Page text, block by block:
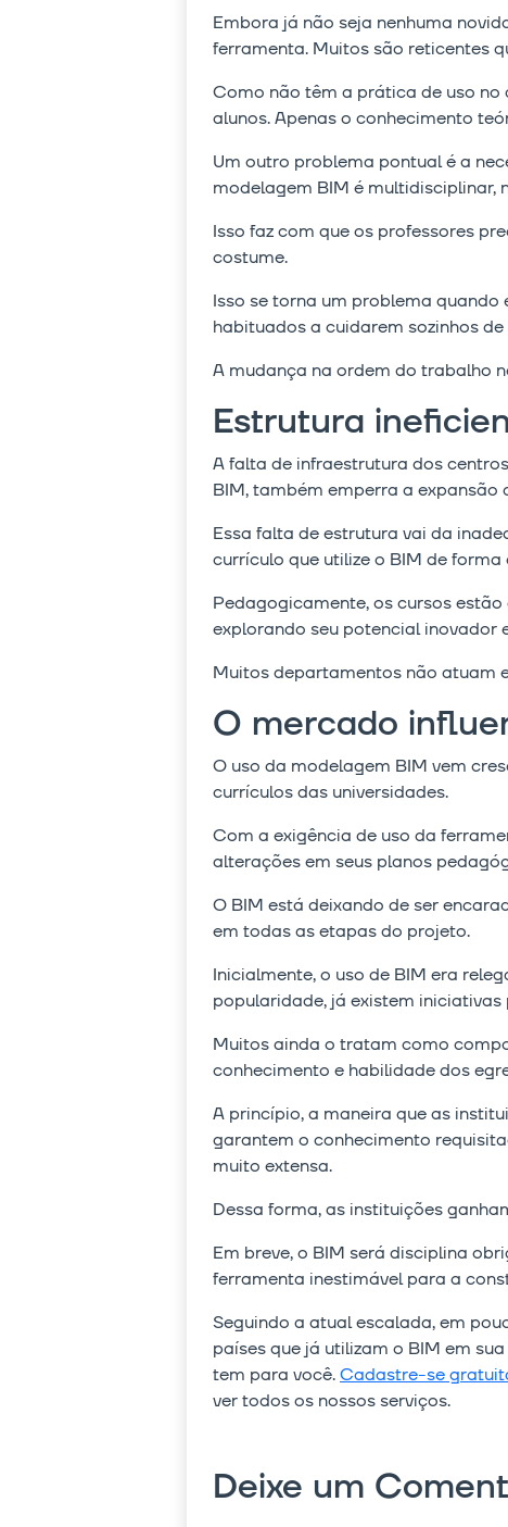
Embora já não seja nenhuma
ferramenta. Muitos são reticentes
Como não têm a prática de uso no
alunos. Apenas o conhecimento
Um outro problema pontual é a
modelagem BIM é multidisciplinar,
Isso faz com que os professores
costume.
Isso se torna um problema
habituados a cuidarem sozinhos
A mudança na ordem do trabalho
Estrutura
A falta de infraestrutura dos
BIM, também emperra a expansão
Essa falta de estrutura vai da
currículo que utilize o BIM de forma
Pedagogicamente, os cursos
explorando seu potencial inovador
Muitos departamentos não atuam
O mercado
O uso da modelagem BIM vem
currículos das universidades.
Com a exigência de uso da
alterações em seus planos
O BIM está deixando de ser
em todas as etapas do projeto.
Inicialmente, o uso de BIM era
popularidade, já existem
Muitos ainda o tratam como
conhecimento e habilidade dos
A princípio, a maneira que as
garantem o conhecimento
muito extensa.
Dessa forma, as instituições
Em breve, o BIM será disciplina
ferramenta inestimável para a
Seguindo a atual escalada, em
países que já utilizam o BIM em
tem para você.Cadastre-se
ver todos os nossos serviços.
Deixe um